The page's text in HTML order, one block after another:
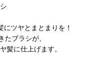
ツヤとまとまりを！
ブラシが、
髪に仕上げます。